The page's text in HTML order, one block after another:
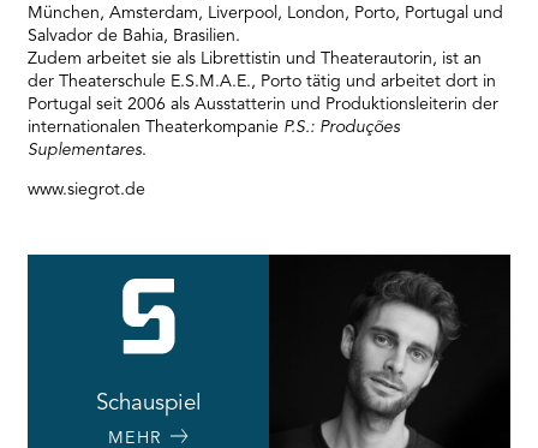
München, Amsterdam, Liverpool, London, Porto, Portugal und
Salvador de Bahia, Brasilien.
Zudem arbeitet sie als Librettistin und Theaterautorin, ist an
der Theaterschule E.S.M.A.E., Porto tätig und arbeitet dort in
Portugal seit 2006 als Ausstatterin und Produktionsleiterin der
internationalen Theaterkompanie P.S.: Produções
Suplementares.
www.siegrot.de
Schauspiel
MEHR